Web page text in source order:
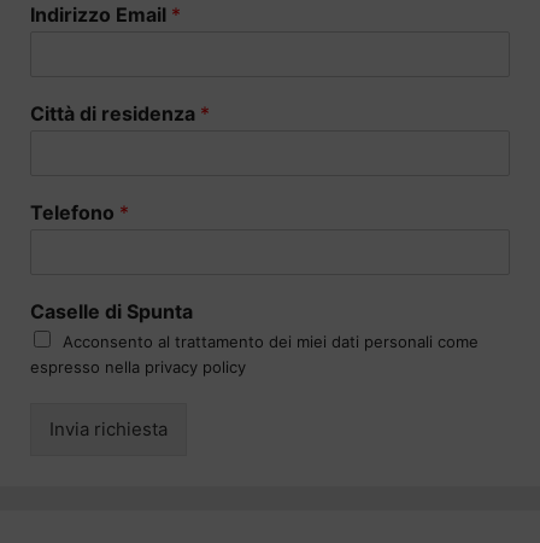
Indirizzo Email *
Città di residenza *
Telefono *
Caselle di Spunta
Acconsento al trattamento dei miei dati personali come
espresso nella privacy policy
Invia richiesta